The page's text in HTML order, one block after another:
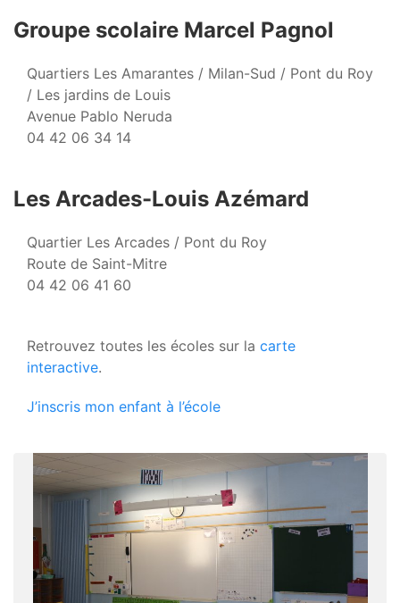
Groupe scolaire Marcel Pagnol
Quartiers Les Amarantes / Milan-Sud / Pont du Roy
/ Les jardins de Louis
Avenue Pablo Neruda
04 42 06 34 14
Les Arcades-Louis Azémard
Quartier Les Arcades / Pont du Roy
Route de Saint-Mitre
04 42 06 41 60
Retrouvez toutes les écoles sur la carte
interactive.
J’inscris mon enfant à l’école